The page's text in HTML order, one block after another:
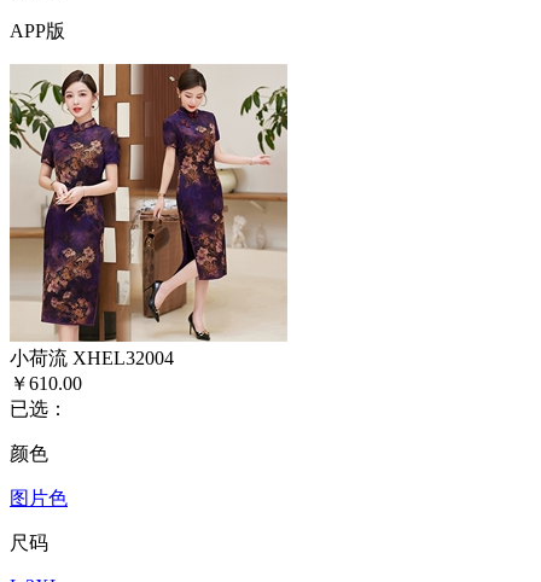
APP版
小荷流 XHEL32004
￥610.00
已选：
颜色
图片色
尺码